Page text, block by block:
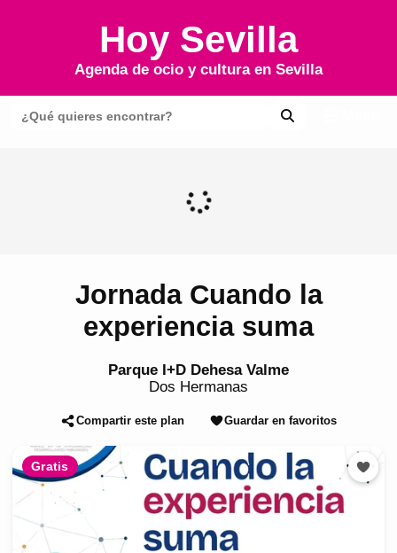
Hoy Sevilla
Agenda de ocio y cultura en Sevilla
Jornada Cuando la
experiencia suma
Parque I+D Dehesa Valme
Dos Hermanas
Compartir este plan Guardar en favoritos
Gratis